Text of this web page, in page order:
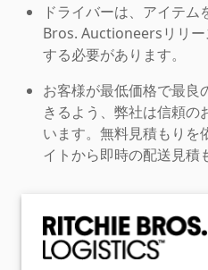
ドライバーは、アイテ
Bros. Auctioneersリリ
する必要があります。
お客様が最低価格で最良
きるよう、弊社は信頼の
います。無料見積もりを
イトから即時の配送見積